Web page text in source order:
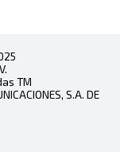
TM
S.A. DE